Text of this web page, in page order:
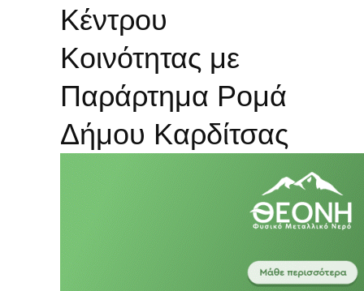
Κέντρου
Κοινότητας με
Παράρτημα Ρομά
Δήμου Καρδίτσας